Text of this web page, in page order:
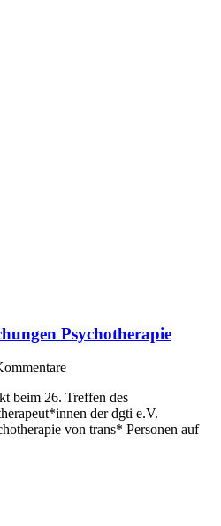
Psychotherapie
beim 26. Treffen des
der dgti e.V.
von trans* Personen auf